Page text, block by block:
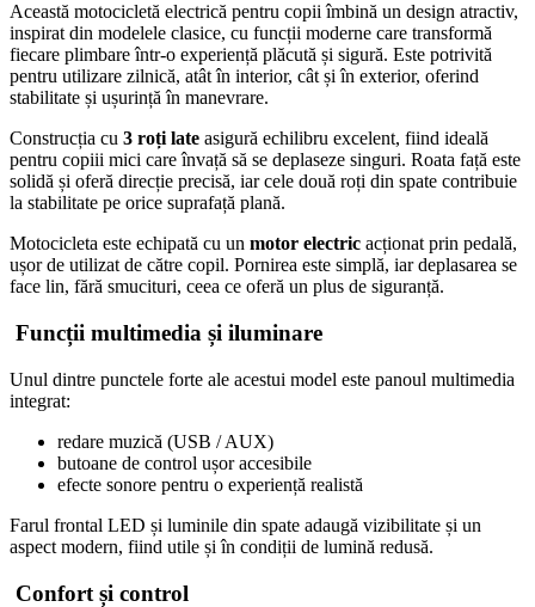
Această motocicletă electrică pentru copii îmbină un design atractiv,
inspirat din modelele clasice, cu funcții moderne care transformă
fiecare plimbare într-o experiență plăcută și sigură. Este potrivită
pentru utilizare zilnică, atât în interior, cât și în exterior, oferind
stabilitate și ușurință în manevrare.
Construcția cu 3 roți late asigură echilibru excelent, fiind ideală
pentru copiii mici care învață să se deplaseze singuri. Roata față este
solidă și oferă direcție precisă, iar cele două roți din spate contribuie
la stabilitate pe orice suprafață plană.
Motocicleta este echipată cu un motor electric acționat prin pedală,
ușor de utilizat de către copil. Pornirea este simplă, iar deplasarea se
face lin, fără smucituri, ceea ce oferă un plus de siguranță.
Funcții multimedia și iluminare
Unul dintre punctele forte ale acestui model este panoul multimedia
integrat:
redare muzică (USB / AUX)
butoane de control ușor accesibile
efecte sonore pentru o experiență realistă
Farul frontal LED și luminile din spate adaugă vizibilitate și un
aspect modern, fiind utile și în condiții de lumină redusă.
Confort și control